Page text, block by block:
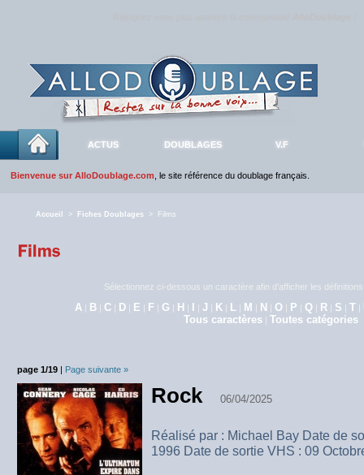
ACTUS DOUBLAGES V.F
Bienvenue sur AlloDoublage.com , le site référence du doublage français.
Accueil > Fiches Doublages > Films
Sélectionnez ci-dessous un caractère afin d'afficher les
A | B | C | D | E | F | G | H | I |J | K | L | M | N | O | P | Q | R | S | T |
Tous caractères | Toutes catégories
page 1/19 | Page suivante »
Rock 06/04/2025
Réalisé par : Michael Bay Date de
1996 Date de sortie VHS : 09